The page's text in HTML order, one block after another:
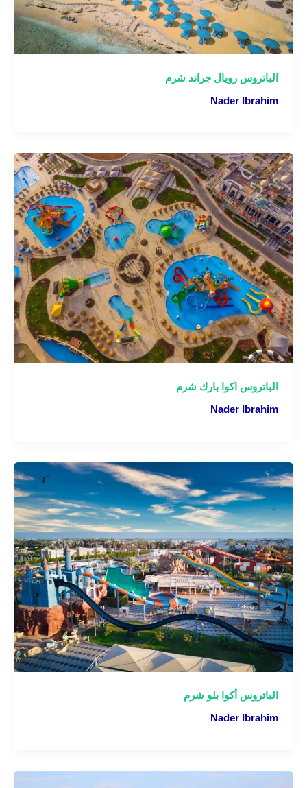
الباتروس رويال جراند شرم
Nader Ibrahim
الباتروس اكوا بارك شرم
Nader Ibrahim
الباتروس أكوا بلو شرم
Nader Ibrahim